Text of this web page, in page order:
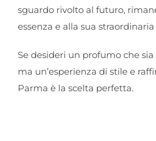
sguardo rivolto al futuro,
essenza e alla sua
Se desideri un profumo che
ma un’esperienza di stile e
Parma è la scelta perfetta.